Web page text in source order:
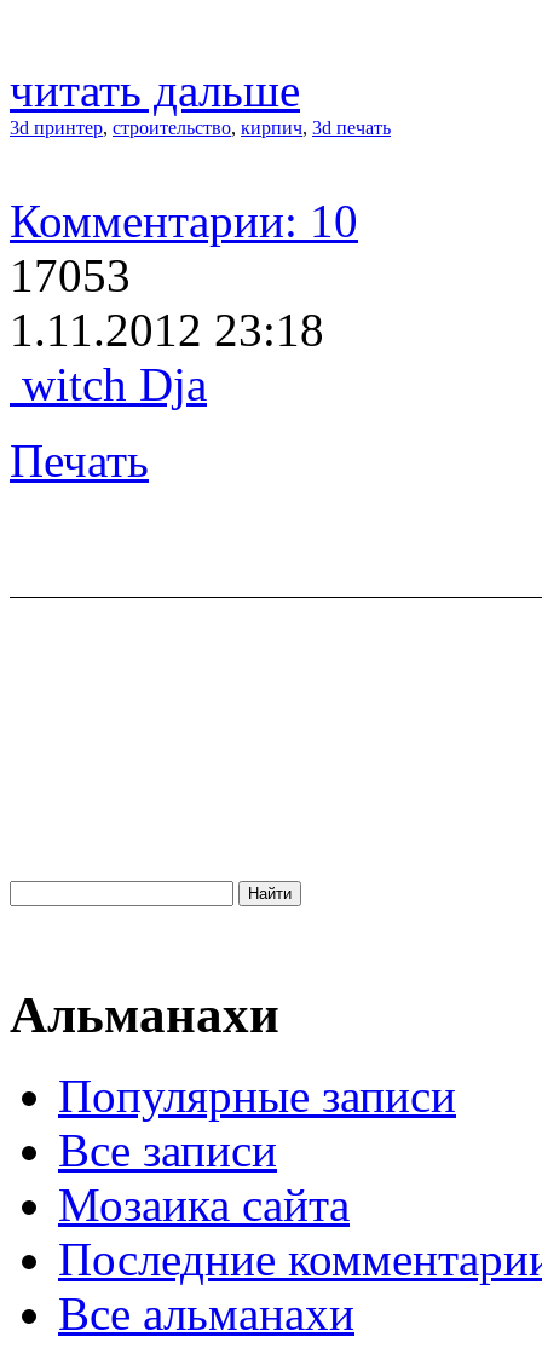
читать дальше
3d принтер, строительство, кирпич, 3d печать
Комментарии: 10
17053
1.11.2012 23:18
witch Dja
Печать
Альманахи
Популярные записи
Все записи
Мозаика сайта
Последние
Все альманахи